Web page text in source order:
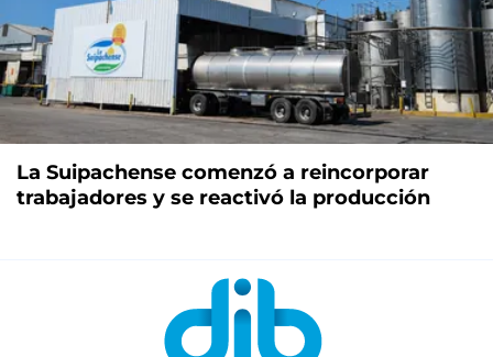
La Suipachense comenzó a reincorporar
trabajadores y se reactivó la producción